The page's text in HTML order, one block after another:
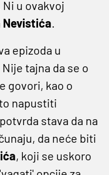
Ni u ovakvoj
Nevistića.
epizoda u
tajna da se o
govori, kao o
napustiti
stava da na
da neće biti
, koji se uskoro